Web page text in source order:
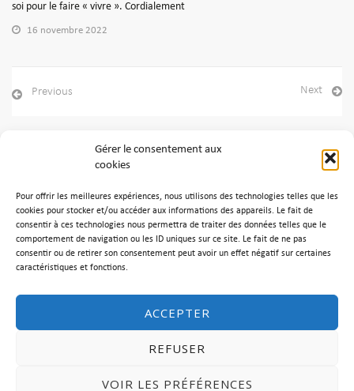
Gérer le consentement aux
cookies
Pour offrir les meilleures expériences, nous utilisons des technologies telles que les
cookies pour stocker et/ou accéder aux informations des appareils. Le fait de
consentir à ces technologies nous permettra de traiter des données telles que le
comportement de navigation ou les ID uniques sur ce site. Le fait de ne pas
consentir ou de retirer son consentement peut avoir un effet négatif sur certaines
caractéristiques et fonctions.
ACCEPTER
REFUSER
VOIR LES PRÉFÉRENCES
soi pour le faire « vivre ». Cordialement
16 novembre 2022
Previous Next
Archives
Aucune archive à afficher.
Catégories
Aucune catégorie